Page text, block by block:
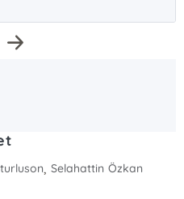
, Selahattin Özkan